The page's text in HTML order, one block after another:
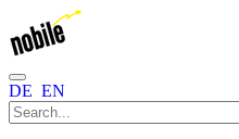
DE EN